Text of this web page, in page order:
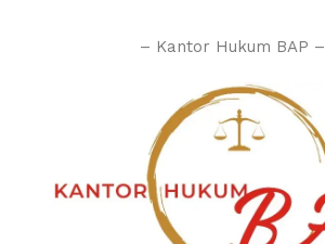
– Kantor Hukum BAP –